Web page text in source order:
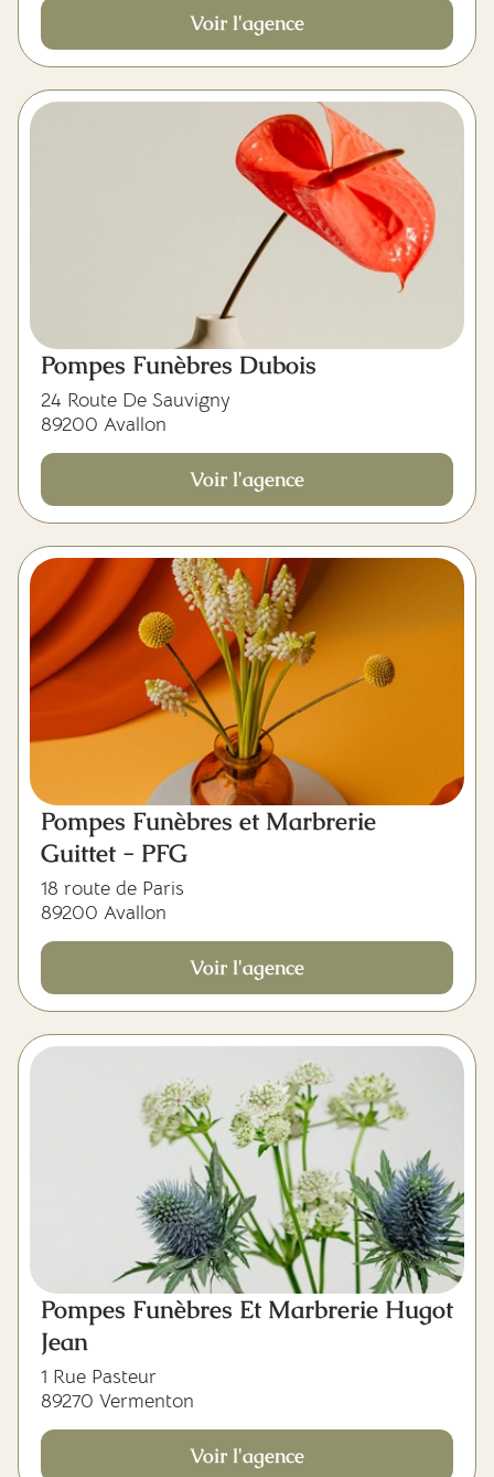
Voir l'agence
Pompes Funèbres Dubois
24 Route De Sauvigny
89200 Avallon
Voir l'agence
Pompes Funèbres et Marbrerie
Guittet - PFG
18 route de Paris
89200 Avallon
Voir l'agence
Pompes Funèbres Et Marbrerie Hugot
Jean
1 Rue Pasteur
89270 Vermenton
Voir l'agence